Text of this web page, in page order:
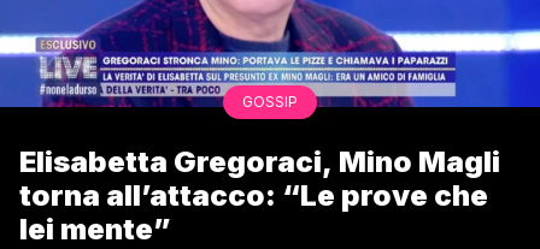
GOSSIP
Elisabetta Gregoraci, Mino Magli
torna all’attacco: “Le prove che
lei mente”